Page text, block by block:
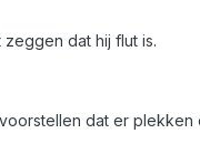
dat hij flut is.
dat er